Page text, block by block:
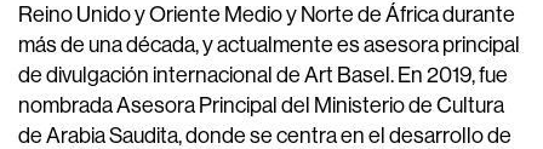
Reino Unido y Oriente Medio y Norte de África durante
más de una década, y actualmente es asesora principal
de divulgación internacional de Art Basel. En 2019, fue
nombrada Asesora Principal del Ministerio de Cultura
de Arabia Saudita, donde se centra en el desarrollo de